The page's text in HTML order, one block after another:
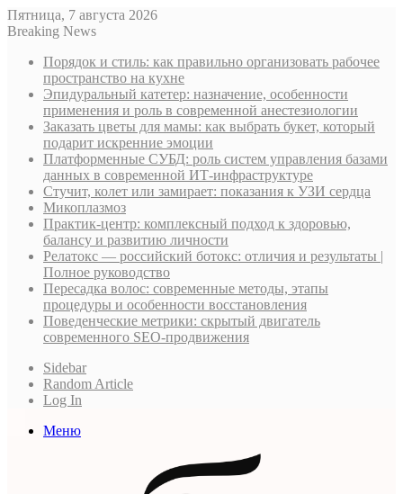
Пятница, 7 августа 2026
Breaking News
Порядок и стиль: как правильно организовать рабочее
пространство на кухне
Эпидуральный катетер: назначение, особенности
применения и роль в современной анестезиологии
Заказать цветы для мамы: как выбрать букет, который
подарит искренние эмоции
Платформенные СУБД: роль систем управления базами
данных в современной ИТ-инфраструктуре
Стучит, колет или замирает: показания к УЗИ сердца
Микоплазмоз
Практик-центр: комплексный подход к здоровью,
балансу и развитию личности
Релатокс — российский ботокс: отличия и результаты |
Полное руководство
Пересадка волос: современные методы, этапы
процедуры и особенности восстановления
Поведенческие метрики: скрытый двигатель
современного SEO-продвижения
Sidebar
Random Article
Log In
Меню